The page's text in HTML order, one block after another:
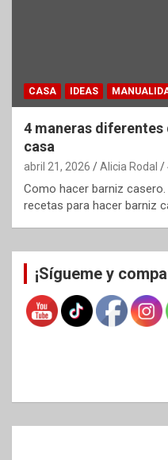
CASA IDEAS
4 maneras diferentes
casa
abril 21, 2026 Alicia Rodal
Como hacer barniz
recetas para hacer barniz
¡Sígueme y